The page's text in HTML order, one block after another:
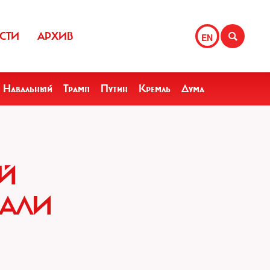
EN
АРХИВ
Навальный Трамп Путин Кремль Дума